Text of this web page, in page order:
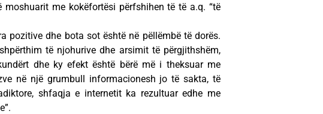
me kokëfortësi përfshihen të të a.q. “të
pozitive dhe bota sot është në pëllëmbë të dorës.
të njohurive dhe arsimit të përgjithshëm,
dhe ky efekt është bërë më i theksuar me
në një grumbull informacionesh jo të sakta, të
shfaqja e internetit ka rezultuar edhe me